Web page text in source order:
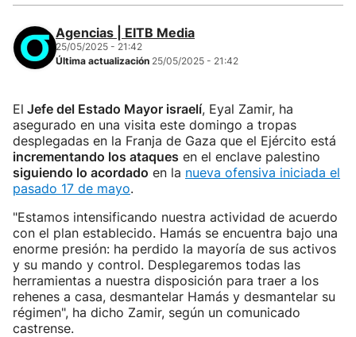
Agencias | EITB Media
25/05/2025 - 21:42
Última actualización 25/05/2025 - 21:42
El Jefe del Estado Mayor israelí, Eyal Zamir, ha
asegurado en una visita este domingo a tropas
desplegadas en la Franja de Gaza que el Ejército está
incrementando los ataques en el enclave palestino
siguiendo lo acordado en la nueva ofensiva iniciada el
pasado 17 de mayo.
"Estamos intensificando nuestra actividad de acuerdo
con el plan establecido. Hamás se encuentra bajo una
enorme presión: ha perdido la mayoría de sus activos
y su mando y control. Desplegaremos todas las
herramientas a nuestra disposición para traer a los
rehenes a casa, desmantelar Hamás y desmantelar su
régimen", ha dicho Zamir, según un comunicado
castrense.